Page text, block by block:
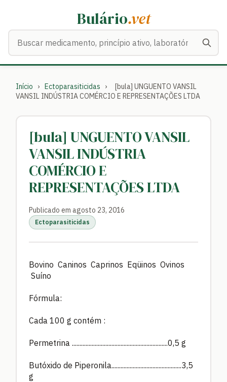
Bulário.vet
Início › Ectoparasiticidas ›
[bula] UNGUENTO VANSIL
VANSIL INDÚSTRIA COMÉRCIO E REPRESENTAÇÕES LTDA
[bula] UNGUENTO VANSIL
VANSIL INDÚSTRIA
COMÉRCIO E
REPRESENTAÇÕES LTDA
Publicado em agosto 23, 2016
Ectoparasiticidas
Bovino Caninos Caprinos Eqüinos Ovinos
Suíno
Fórmula:
Cada 100 g contém :
Permetrina ...............................................................0,5 g
Butóxido de Piperonila..............................................3,5
g